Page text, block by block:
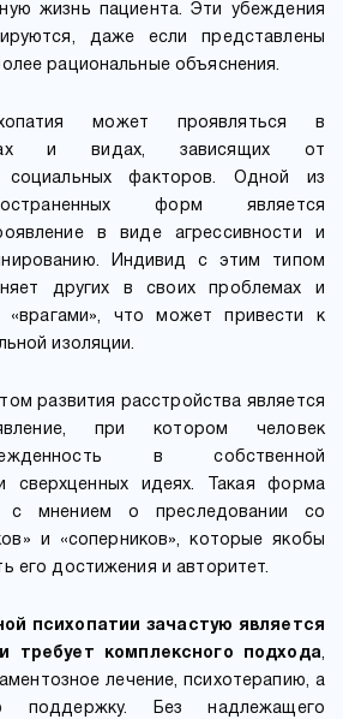
жизнь пациента. Эти убеждения
даже если представлены
рациональные объяснения.
может проявляться в
и видах, зависящих от
социальных факторов. Одной из
форм является
в виде агрессивности и
Индивид с этим типом
других в своих проблемах и
«врагами», что может привести к
изоляции.
развития расстройства является
при котором человек
в собственной
сверхценных идеях. Такая форма
с мнением о преследовании со
и «соперников», которые якобы
его достижения и авторитет.
психопатии зачастую является
требует комплексного подхода,
лечение, психотерапию, а
поддержку. Без надлежащего